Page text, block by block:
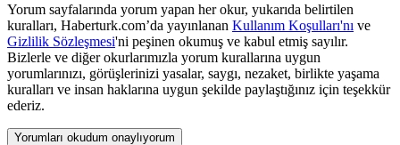
Yorum sayfalarında yorum yapan her okur, yukarıda belirtilen
kuralları, Haberturk.com’da yayınlanan Kullanım Koşulları'nı ve
Gizlilik Sözleşmesi'ni peşinen okumuş ve kabul etmiş sayılır.
Bizlerle ve diğer okurlarımızla yorum kurallarına uygun
yorumlarınızı, görüşlerinizi yasalar, saygı, nezaket, birlikte yaşama
kuralları ve insan haklarına uygun şekilde paylaştığınız için teşekkür
ederiz.
Yorumları okudum onaylıyorum